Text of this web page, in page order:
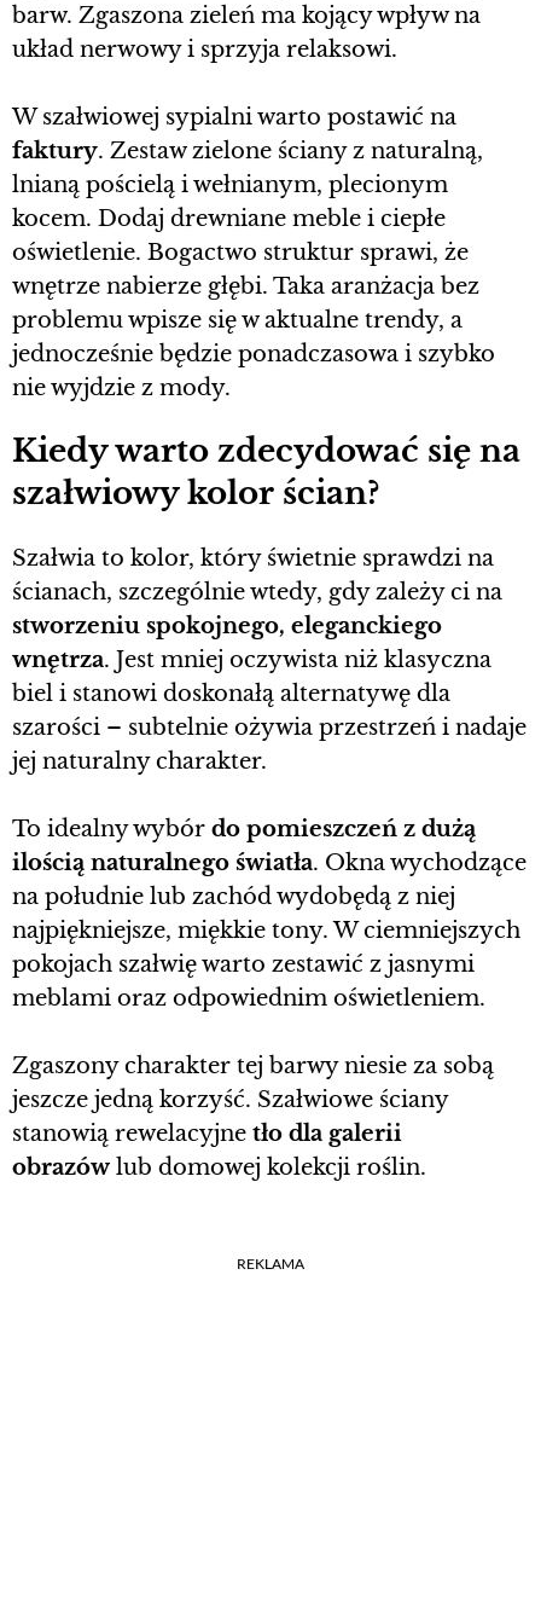
barw. Zgaszona zieleń ma kojący wpływ na
układ nerwowy i sprzyja relaksowi.
W szałwiowej sypialni warto postawić na
faktury. Zestaw zielone ściany z naturalną,
lnianą pościelą i wełnianym, plecionym
kocem. Dodaj drewniane meble i ciepłe
oświetlenie. Bogactwo struktur sprawi, że
wnętrze nabierze głębi. Taka aranżacja bez
problemu wpisze się w aktualne trendy, a
jednocześnie będzie ponadczasowa i szybko
nie wyjdzie z mody.
Kiedy warto zdecydować się na
szałwiowy kolor ścian?
Szałwia to kolor, który świetnie sprawdzi na
ścianach, szczególnie wtedy, gdy zależy ci na
stworzeniu spokojnego, eleganckiego
wnętrza. Jest mniej oczywista niż klasyczna
biel i stanowi doskonałą alternatywę dla
szarości – subtelnie ożywia przestrzeń i nadaje
jej naturalny charakter.
To idealny wybór do pomieszczeń z dużą
ilością naturalnego światła. Okna wychodzące
na południe lub zachód wydobędą z niej
najpiękniejsze, miękkie tony. W ciemniejszych
pokojach szałwię warto zestawić z jasnymi
meblami oraz odpowiednim oświetleniem.
Zgaszony charakter tej barwy niesie za sobą
jeszcze jedną korzyść. Szałwiowe ściany
stanowią rewelacyjne tło dla galerii
obrazów lub domowej kolekcji roślin.
REKLAMA